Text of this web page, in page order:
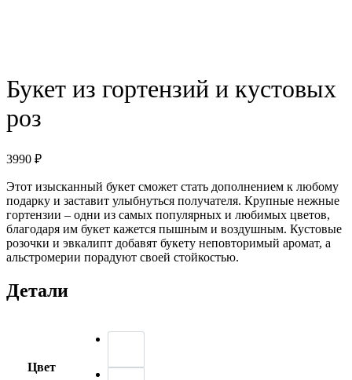
Букет из гортензий и кустовых
роз
3990 ₽
Этот изысканный букет сможет стать дополнением к любому
подарку и заставит улыбнуться получателя. Крупные нежные
гортензии – одни из самых популярных и любимых цветов,
благодаря им букет кажется пышным и воздушным. Кустовые
розочки и эвкалипт добавят букету неповторимый аромат, а
альстромерии порадуют своей стойкостью.
Детали
Цвет